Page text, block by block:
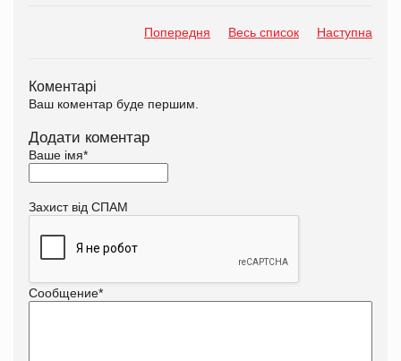
Попередня Весь список Наступна
Коментарі
Ваш коментар буде першим.
Додати коментар
Ваше імя*
Захист від СПАМ
Сообщение*